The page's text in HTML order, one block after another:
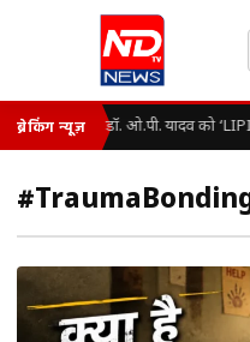
ब्रेकिंग न्यूज़ डॉ. ओ.पी. यादव को